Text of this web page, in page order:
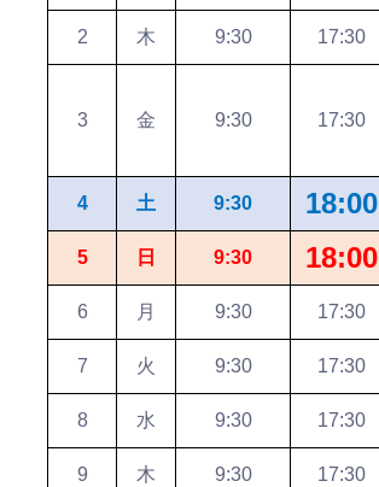
2 木 9:30 17:30
3 金 9:30 17:30
4 土 9:30 18:00
5 日 9:30 18:00
6 月 9:30 17:30
7 火 9:30 17:30
8 水 9:30 17:30
9 木 9:30 17:30